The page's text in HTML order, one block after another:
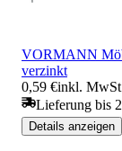
VORMANN
verzinkt
0,59 €inkl.
Lieferung bis
Details anzeigen